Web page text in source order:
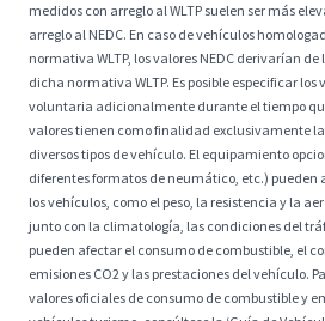
medidos con arreglo al WLTP suelen ser más
arreglo al NEDC. En caso de vehículos
normativa WLTP, los valores NEDC derivarían
dicha normativa WLTP. Es posible especificar los
voluntaria adicionalmente durante el tiempo
valores tienen como finalidad exclusivamente
diversos tipos de vehículo. El equipamiento
diferentes formatos de neumático, etc.) pueden
los vehículos, como el peso, la resistencia y la
junto con la climatología, las condiciones del
pueden afectar el consumo de combustible, el
emisiones CO2 y las prestaciones del vehículo.
valores oficiales de consumo de combustible y